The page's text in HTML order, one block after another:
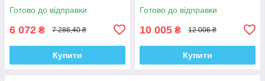
змиву Tornado 3.0 (MP6462)
Готово до відправки
6 072 ₴ 7 286,40 ₴
Купити
змиву RIMLESS (MP6457)
Готово до відправки
10 005 ₴ 12 006 ₴
Купити